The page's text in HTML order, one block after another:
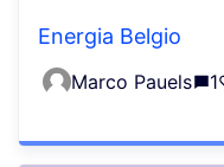
Energia Belgio
Marco Pauels 1